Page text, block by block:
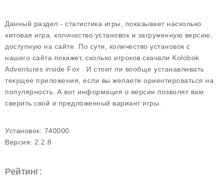
Данный раздел - статистика игры, показывает насколько
хитовая игра, количество установок и загруженную версию,
доступную на сайте. По сути, количество установок с
нашего сайта покажет, сколько игроков скачали Kolobok
Adventures inside Fox . И стоит ли вообще устанавливать
текущее приложения, если вы желаете ориентироваться на
популярность. А вот информация о версии позволят вам
сверить свой и предложенный вариант игры.
Установок: 740000
Версия: 2.2.8
Рейтинг: